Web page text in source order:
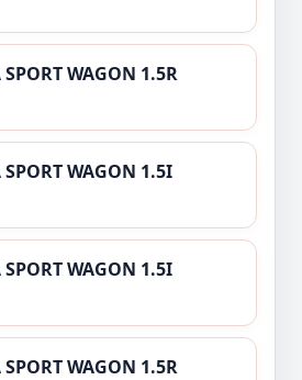
WAGON 1.5R
WAGON 1.5I
WAGON 1.5I
WAGON 1.5R